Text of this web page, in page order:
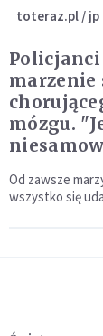
toteraz.pl / jp
mózgu.
Od zawsze
wszystko się